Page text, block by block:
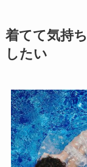
着てて気持
したい